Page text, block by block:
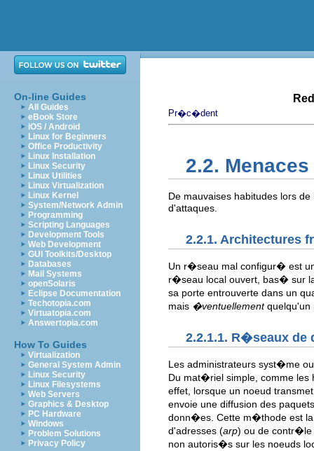
On-line Guides
All Guides
eBook Store
iOS / Android
Linux for Beginners
Office Productivity
Linux Installation
Linux Security
Linux Utilities
Linux Virtualization
Linux Kernel
System/Network Admin
Programming
Scripting Languages
Development Tools
Web Development
GUI Toolkits/Desktop
Databases
Mail Systems
openSolaris
Eclipse Documentation
Techotopia.com
Virtuatopia.com
Answertopia.com
How To Guides
Virtualization
General System Admin
Linux Security
Linux Filesystems
Web Servers
Graphics & Desktop
PC Hardware
Windows
Problem Solutions
Privacy Policy
Pr�c�dent
2.2.
De mauvaises habitudes lors
d'attaques.
2.2.1. Architectures
Un r�seau mal configur� est
r�seau local ouvert, bas� sur
sa porte entrouverte dans un
mais �ventuellementquelqu'un
2.2.1.1. R�seaux de
Les administrateurs syst�me
Du mat�riel simple, comme
effet, lorsque un noeud
envoie une diffusion des
donn�es. Cette m�thode est
d'adresses (arp) ou de
non autoris�s sur les noeuds